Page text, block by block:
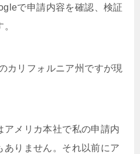
で申請内容を確認、検証
カリフォルニア州ですが現
アメリカ本社で私の申請内
りません。それ以前にア